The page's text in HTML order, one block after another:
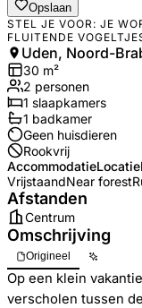
Opslaan
STEL JE VOOR: JE
FLUITENDE
Uden, Noord-
30 m²
2 personen
1 slaapkamers
1 badkamer
Geen huisdieren
Rookvrij
AccommodatieLocatie
VrijstaandNear forest
Afstanden
Centrum
Omschrijving
Origineel
Op een klein
verscholen tussen